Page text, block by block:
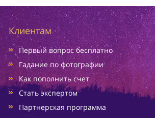
Клиентам
Первый вопрос бесплатно
Гадание по фотографии
Как пополнить счет
Стать экспертом
Партнерская программа